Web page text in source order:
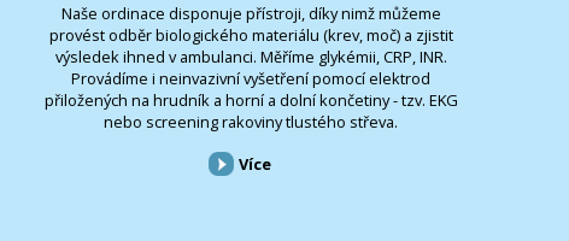
Naše ordinace disponuje přístroji, díky nimž můžeme
provést odběr biologického materiálu (krev, moč) a zjistit
výsledek ihned v ambulanci. Měříme glykémii, CRP, INR.
Provádíme i neinvazivní vyšetření pomocí elektrod
přiložených na hrudník a horní a dolní končetiny - tzv. EKG
nebo screening rakoviny tlustého střeva.
Více